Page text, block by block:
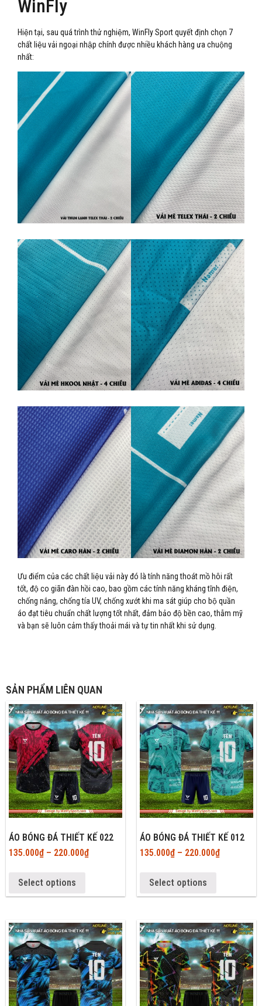
WinFly
Hiện tại, sau quá trình thử nghiệm, WinFly Sport quyết định chọn 7
chất liệu vải ngoại nhập chính được nhiều khách hàng ưa chuộng
nhất:
Ưu điểm của các chất liệu vải này đó là tính năng thoát mồ hôi rất
tốt, độ co giãn đàn hồi cao, bao gồm các tính năng kháng tĩnh điện,
chống nắng, chống tía UV, chống xướt khi ma sát giúp cho bộ quần
áo đạt tiêu chuẩn chất lượng tốt nhất, đảm bảo độ bền cao, thẫm mỹ
và bạn sẽ luôn cảm thấy thoải mái và tự tin nhất khi sử dụng.
SẢN PHẨM LIÊN QUAN
ÁO BÓNG ĐÁ THIẾT KẾ 022
135.000₫– 220.000₫
Select options
ÁO BÓNG ĐÁ THIẾT KẾ 012
135.000₫– 220.000₫
Select options